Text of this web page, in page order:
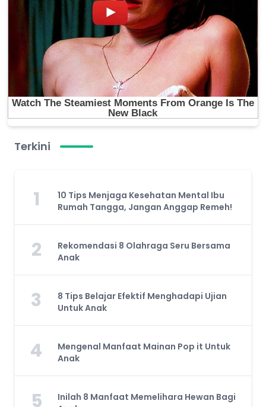
Terkini
1
10 Tips Menjaga Kesehatan Mental Ibu
Rumah Tangga, Jangan Anggap Remeh!
2
Rekomendasi 8 Olahraga Seru Bersama
Anak
3
8 Tips Belajar Efektif Menghadapi Ujian
Untuk Anak
4
Mengenal Manfaat Mainan Pop it Untuk
Anak
5
Inilah 8 Manfaat Memelihara Hewan Bagi